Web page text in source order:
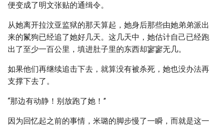
便变成了明文张贴的通缉令。
从她离开拉汶亚监狱的那天算起，她身后那些由她弟弟派出
来的鬣狗已经追了她好几天。这几天中，她估计自己已经跑
出了至少一百公里，填进肚子里的东西却寥寥无几。
如果他们再继续追击下去，就算没有被杀死，她也没办法再
支撑下去了。
“那边有动静！别放跑了她！”
因为回忆起之前的事情，米璐的脚步慢了一瞬，而就是这一